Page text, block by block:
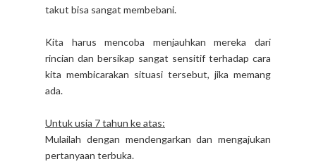
takut bisa sangat membebani.
Kita harus mencoba menjauhkan mereka dari
rincian dan bersikap sangat sensitif terhadap cara
kita membicarakan situasi tersebut, jika memang
ada.
Untuk usia 7 tahun ke atas:
Mulailah dengan mendengarkan dan mengajukan
pertanyaan terbuka.